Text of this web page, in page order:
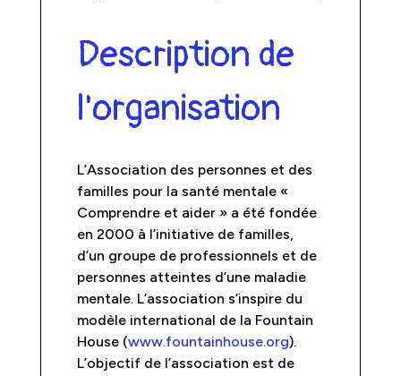
Description de
l'organisation
L’Association des personnes et des
familles pour la santé mentale «
Comprendre et aider » a été fondée
en 2000 à l’initiative de familles,
d’un groupe de professionnels et de
personnes atteintes d’une maladie
mentale. L’association s’inspire du
modèle international de la Fountain
House (www.fountainhouse.org).
L’objectif de l’association est de